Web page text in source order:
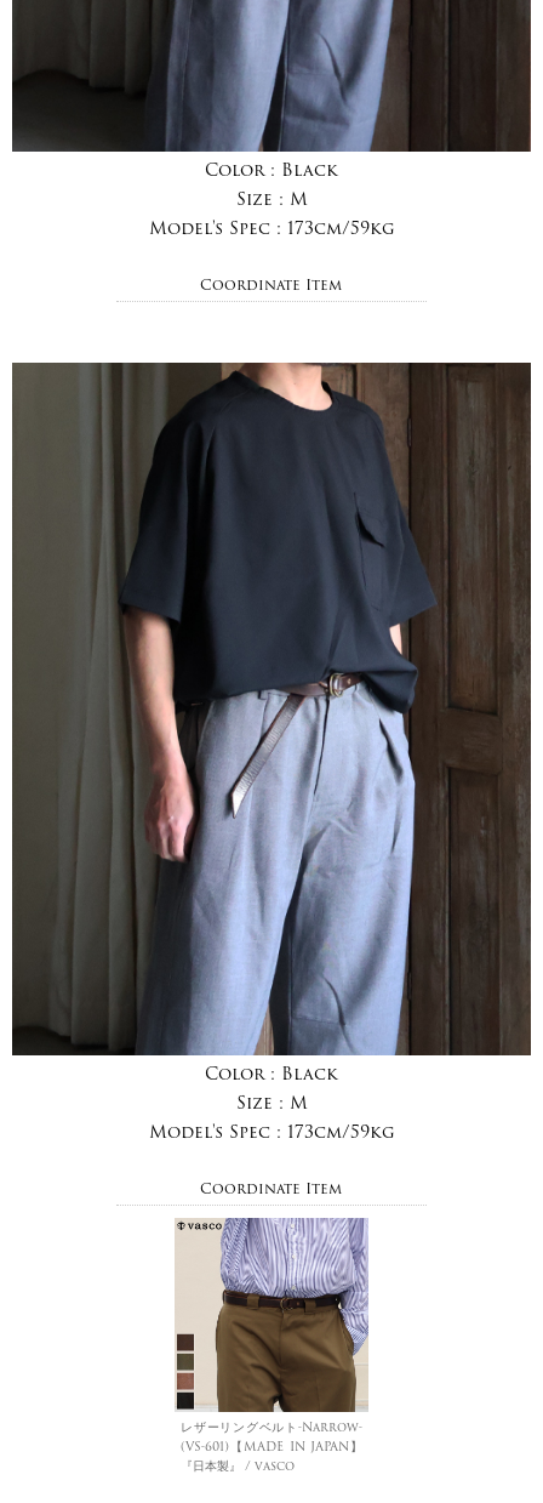
Color : Black
Size : M
Model's Spec : 173cm/59kg
Coordinate Item
Color : Black
Size : M
Model's Spec : 173cm/59kg
Coordinate Item
レザーリングベルト-Narrow-
(VS-601)【MADE IN JAPAN】
『日本製』 / vasco